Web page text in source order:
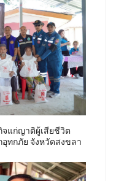
แก่ญาติผู้เสียชีวิต
ทกภัย จังหวัดสงขลา